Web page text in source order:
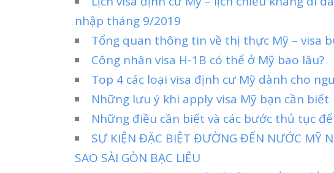
nhập tháng 9/2019
Tổng quan thông tin về thị thực Mỹ – visa
Công nhân visa H-1B có thể ở Mỹ bao lâu?
Top 4 các loại visa định cư Mỹ dành cho
Những lưu ý khi apply visa Mỹ bạn cần biết
Những điều cần biết và các bước thủ tục
SỰ KIỆN ĐẶC BIỆT ĐƯỜNG ĐẾN NƯỚC MỸ
SAO SÀI GÒN BẠC LIÊU